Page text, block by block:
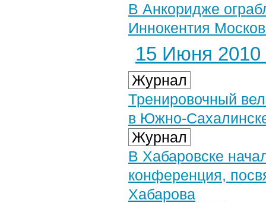
В Анкоридже
Иннокентия
15 Июня 2010
Журнал
Тренировочный
в Южно-
Журнал
В Хабаровске
конференция,
Хабарова